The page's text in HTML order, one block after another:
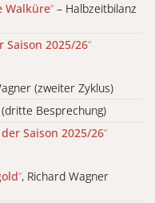
Walküre“ – Halbzeitbilanz
Saison 2025/26“
(zweiter Zyklus)
Besprechung)
Saison 2025/26“
“, Richard Wagner